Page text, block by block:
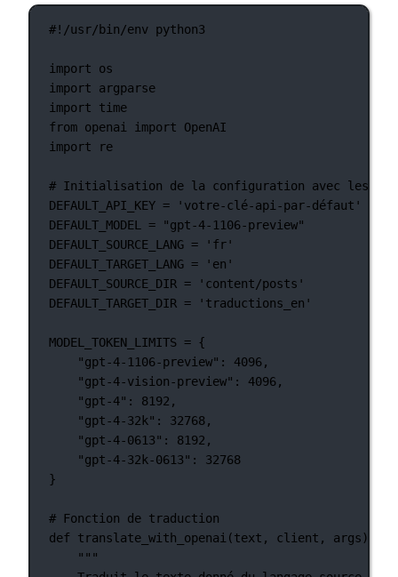
#!/usr/bin/env python3
import os
import argparse
import time
from openai import OpenAI
import re
# Initialisation de la configuration avec les
DEFAULT_API_KEY =
'votre-clé-api-par-défaut'
DEFAULT_MODEL
=
"gpt-4-1106-preview"
DEFAULT_SOURCE_LANG =
'fr'
DEFAULT_TARGET_LANG =
'en'
DEFAULT_SOURCE_DIR =
'content/posts'
DEFAULT_TARGET_DIR = 'traductions_en'
MODEL_TOKEN_LIMITS = {
"gpt-4-1106-preview" : 4096,
"gpt-4-vision-preview" : 4096,
"gpt-4" : 8192 ,
"gpt-4-32k" : 32768,
"gpt-4-0613" : 8192 ,
"gpt-4-32k-0613" : 32768
}
# Fonction de traduction
def
translate_with_openai (text, client, args):
"""